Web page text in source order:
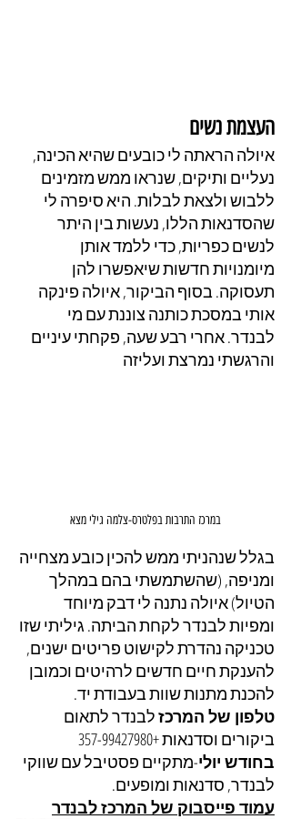
העצמת נשים
איולה הראתה לי כובעים שהיא הכינה,
נעליים ותיקים, שנראו ממש מזמינים
ללבוש ולצאת לבלות. היא סיפרה לי
שהסדנאות הללו, נעשות בין היתר
לנשים כפריות, כדי ללמד אותן
מיומנויות חדשות שיאפשרו להן
תעסוקה. בסוף הביקור, איולה פינקה
אותי במסכת כותנה צוננת עם מי
לבנדר. אחרי רבע שעה, פקחתי עיניים
והרגשתי נמרצת ועליזה
במרכז התרבות בפלטרס-צלמה גילי מצא
בגלל שנהניתי ממש להכין כובע מצחייה
ומניפה, (שהשתמשתי בהם במהלך
הטיול) איולה נתנה לי דבק מיוחד
ומפיות לבנדר לקחת הביתה. גיליתי שזו
טכניקה נהדרת לקישוט פריטים ישנים,
להענקת חיים חדשים לרהיטים וכמובן
להכנת מתנות שוות בעבודת יד.
טלפון של המרכז לבנדר לתאום
ביקורים וסדנאות +357-99427980
בחודש יולי-מתקיים פסטיבל עם שווקי
לבנדר, סדנאות ומופעים.
עמוד פייסבוק של המרכז לבנדר